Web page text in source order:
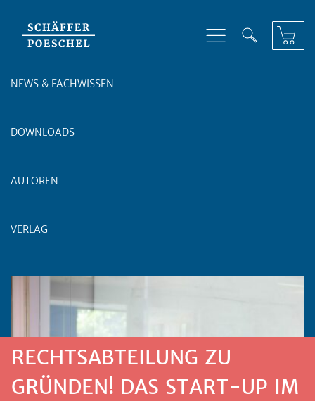
NEWS & FACHWISSEN
DOWNLOADS
AUTOREN
VERLAG
RECHTSABTEILUNG ZU
GRÜNDEN! DAS START-UP IM